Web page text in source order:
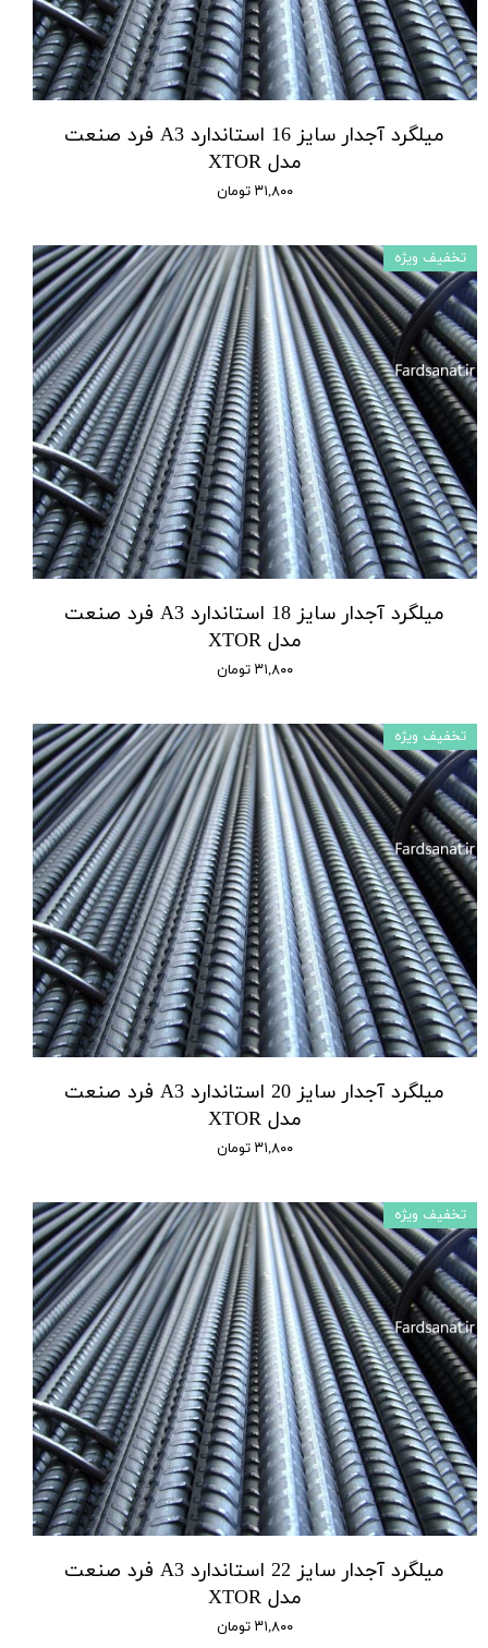
میلگرد آجدار سایز 16 استاندارد A3 فرد صنعت
مدل XTOR
۳۱,۸۰۰ تومان
میلگرد آجدار سایز 18 استاندارد A3 فرد صنعت
مدل XTOR
۳۱,۸۰۰ تومان
تخفیف ویژه
میلگرد آجدار سایز 20 استاندارد A3 فرد صنعت
مدل XTOR
۳۱,۸۰۰ تومان
تخفیف ویژه
میلگرد آجدار سایز 22 استاندارد A3 فرد صنعت
مدل XTOR
۳۱,۸۰۰ تومان
تخفیف ویژه